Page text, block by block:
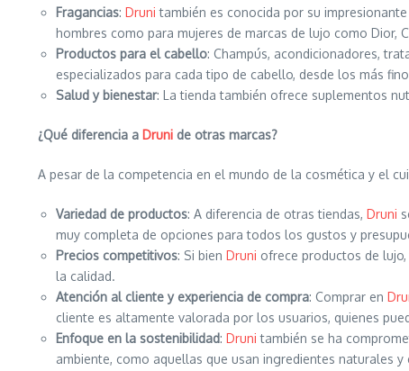
Fragancias: Druni también es conocida por su
hombres como para mujeres de marcas de lujo como Dior,
Productos para el cabello: Champús, acondicionadores,
especializados para cada tipo de cabello, desde los más
Salud y bienestar: La tienda también ofrece suplementos
¿Qué diferencia a Druni de otras marcas?
A pesar de la competencia en el mundo de la cosmética y el
Variedad de productos: A diferencia de otras tiendas, Druni
muy completa de opciones para todos los gustos y
Precios competitivos: Si bien Druni ofrece productos de
la calidad.
Atención al cliente y experiencia de compra: Comprar en
cliente es altamente valorada por los usuarios, quienes
Enfoque en la sostenibilidad: Druni también se ha
ambiente, como aquellas que usan ingredientes naturales y